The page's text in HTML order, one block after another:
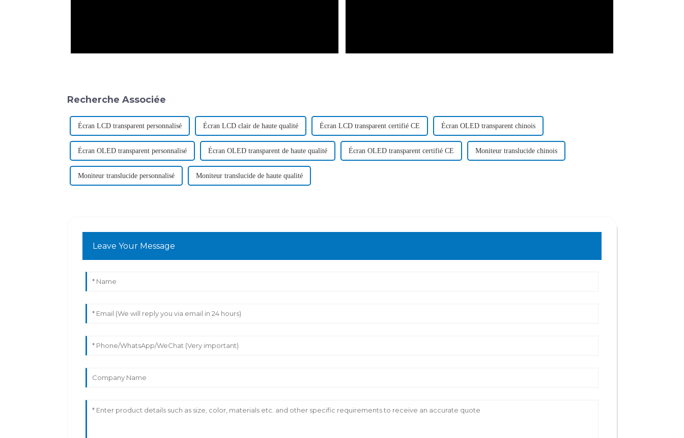
Recherche Associée
Écran LCD transparent personnalisé Écran LCD clair de haute qualité Écran LCD transparent certifié CE Écran OLED transparent chinois
Écran OLED transparent personnalisé Écran OLED transparent de haute qualité Écran OLED transparent certifié CE Moniteur translucide chinois
Moniteur translucide personnalisé Moniteur translucide de haute qualité
Leave Your Message